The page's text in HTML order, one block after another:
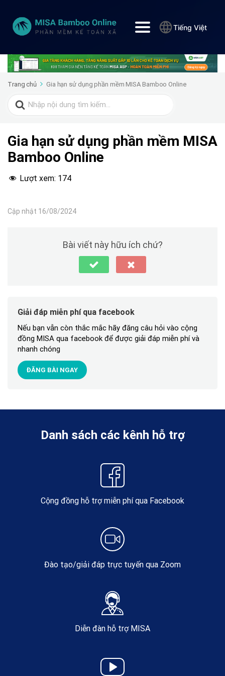
Tiếng Việt
Trang chủ Gia hạn sử dụng phần mềm MISA Bamboo Online
Search
for:
Gia hạn sử dụng phần mềm MISA
Bamboo Online
Lượt xem: 174
Cập nhật 16/08/2024
Bài viết này hữu ích chứ?
Giải đáp miễn phí qua facebook
Nếu bạn vẫn còn thắc mắc hãy đăng câu hỏi vào cộng
đồng MISA qua facebook để được giải đáp miễn phí và
nhanh chóng
ĐĂNG BÀI NGAY
Danh sách các kênh hỗ trợ
Cộng đồng hỗ trợ miễn phí qua Facebook
Đào tạo/giải đáp trực tuyến qua Zoom
Diễn đàn hỗ trợ MISA